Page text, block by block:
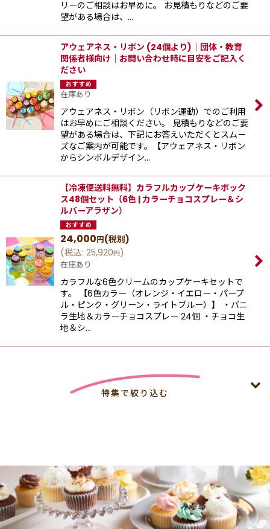
リーのご相談はお早めに。 お見積もりなどのご要
望がある場合は、…
アウェアネス・リボン (24個より)｜団体・教育
関係者様向け｜お問い合わせ時に目安をご記入く
ださい
在庫あり
アウェアネス・リボン（リボン運動）でのご利用
はお早めにご相談ください。 見積もりなどのご要
望がある場合は、下記にお答えいただくとスムー
ズなご案内が可能です。【アウェアネス・リボン
からシンボルデザイン…
【冷凍便送料無料】カラフルカップケーキボック
ス48個セット（6色 | カラーチョコスプレー＆シ
ルバーアラザン）
24,000円(税別)
(税込: 25,920円)
在庫あり
カラフルな6色クリームのカップケーキセットで
す。 【6色カラー（オレンジ・イエロー・パープ
ル・ピンク・グリーン・ライトブルー）】 ・バニ
ラ生地＆カラーチョコスプレー 24個 ・チョコ生
地＆シ…
特集で絞り込む
【法人向け】夏休みイベント 4,000円以上で冷凍配送無料
（8月末まで）
【法人向け】🏙 カスタムメイド・コーポレートギフト｜企
業・団体・学校・スポーツチームの方へ 4,000円以上で冷
凍配送無料（8月末まで）